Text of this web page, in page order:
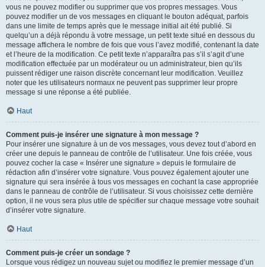
vous ne pouvez modifier ou supprimer que vos propres messages. Vous
pouvez modifier un de vos messages en cliquant le bouton adéquat, parfois
dans une limite de temps après que le message initial ait été publié. Si
quelqu’un a déjà répondu à votre message, un petit texte situé en dessous du
message affichera le nombre de fois que vous l’avez modifié, contenant la date
et l’heure de la modification. Ce petit texte n’apparaîtra pas s’il s’agit d’une
modification effectuée par un modérateur ou un administrateur, bien qu’ils
puissent rédiger une raison discrète concernant leur modification. Veuillez
noter que les utilisateurs normaux ne peuvent pas supprimer leur propre
message si une réponse a été publiée.
Haut
Comment puis-je insérer une signature à mon message ?
Pour insérer une signature à un de vos messages, vous devez tout d’abord en
créer une depuis le panneau de contrôle de l’utilisateur. Une fois créée, vous
pouvez cocher la case « Insérer une signature » depuis le formulaire de
rédaction afin d’insérer votre signature. Vous pouvez également ajouter une
signature qui sera insérée à tous vos messages en cochant la case appropriée
dans le panneau de contrôle de l’utilisateur. Si vous choisissez cette dernière
option, il ne vous sera plus utile de spécifier sur chaque message votre souhait
d’insérer votre signature.
Haut
Comment puis-je créer un sondage ?
Lorsque vous rédigez un nouveau sujet ou modifiez le premier message d’un